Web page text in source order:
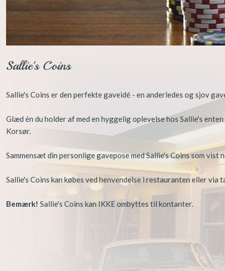
​Sallie's Coins
​Sallie's Coins er den perfekte gaveidé - en anderledes og sjov
Glæd én du holder af med en hyggelig oplevelse hos Sallie's
Korsør.
Sammensæt din personlige gavepose med Sallie's Coins som vist
Sallie's Coins kan købes ved henvendelse i restauranten eller via
Bemærk! Sallie's Coins kan IKKE ombyttes til kontanter.